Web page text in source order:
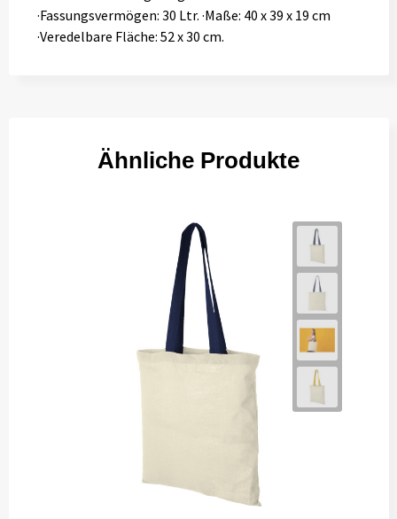
·Fassungsvermögen: 30 Ltr. ·Maße: 40 x 39 x 19 cm
·Veredelbare Fläche: 52 x 30 cm.
Ähnliche Produkte